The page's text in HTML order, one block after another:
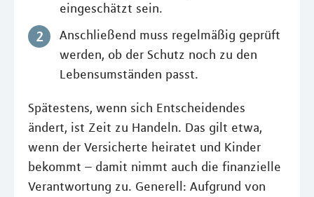
eingeschätzt sein.
Anschließend muss regelmäßig geprüft
werden, ob der Schutz noch zu den
Lebensumständen passt.
Spätestens, wenn sich Entscheidendes
ändert, ist Zeit zu Handeln. Das gilt etwa,
wenn der Versicherte heiratet und Kinder
bekommt – damit nimmt auch die finanzielle
Verantwortung zu. Generell: Aufgrund von